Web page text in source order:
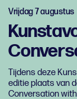
Archive
Vrijdag 7 augustus
Tijdens deze
editie plaats van
Conversation